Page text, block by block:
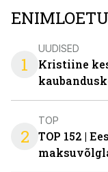
1
UUDISED
Kristiine
2
TOP
TOP 152 |